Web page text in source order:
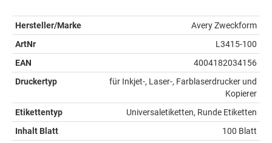
Hersteller/Marke
Avery Zweckform
ArtNr
L3415-100
EAN
4004182034156
Druckertyp
für Inkjet-, Laser-, Farblaserdrucker und
Kopierer
Etikettentyp
Universaletiketten, Runde Etiketten
Inhalt Blatt
100 Blatt